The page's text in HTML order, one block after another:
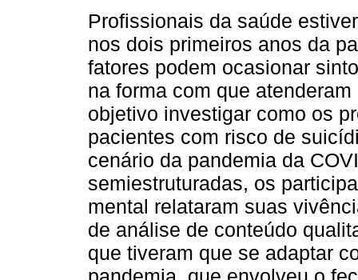
Profissionais da saúde
nos dois primeiros anos da
fatores podem ocasionar
na forma com que
objetivo investigar como os
pacientes com risco de
cenário da pandemia da
semiestruturadas, os
mental relataram suas
de análise de conteúdo
que tiveram que se adaptar